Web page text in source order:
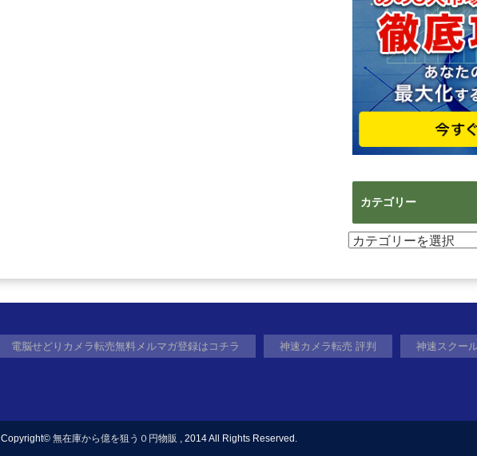
カテゴリー
カ
ー
電脳せどりカメラ転売無料メルマガ登録はコチラ 神速カメラ転売 評判 神速スクー
Copyright© 無在庫から億を狙う０円物販 , 2014 All Rights Reserved.